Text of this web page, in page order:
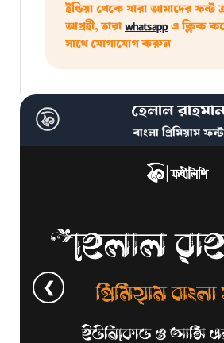
হেলাল রাহমান
বাংলা প্রিমিয়াম ফন্ট
❮
ইন্ডিয়া থেকে যারা আমাদের
আগ্রহী, তারাwhatsappএ ক্লিক
সাথে যোগাযোগ করুন